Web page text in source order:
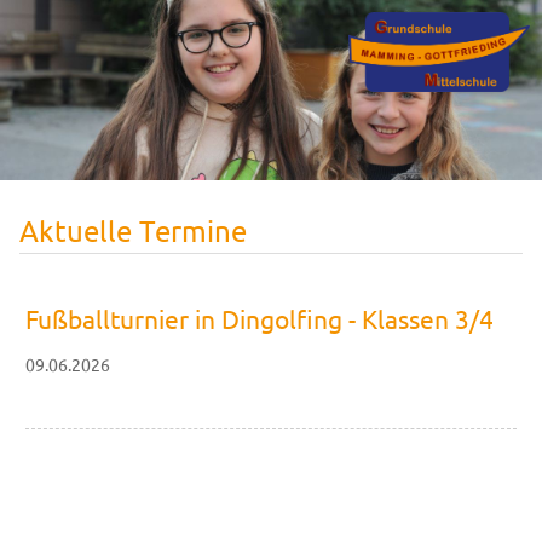
Aktuelle Termine
Fußballturnier in Dingolfing - Klassen 3/4
09.06.2026